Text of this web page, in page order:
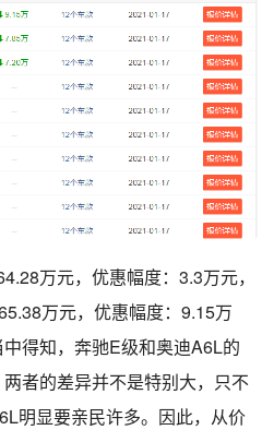
万元，优惠幅度：3.3万元，
万元，优惠幅度：9.15万
得知，奔驰E级和奥迪A6L的
者的差异并不是特别大，只不
明显要亲民许多。因此，从价